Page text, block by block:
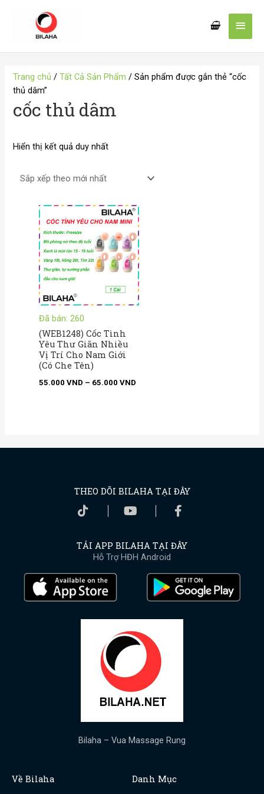
Trang chủ /Tất Cả Sản Phẩm / Sản phẩm được gắn thẻ “cốc
thủ dâm”
cốc thủ dâm
Hiển thị kết quả duy nhất
Đã bán: 260
(WEB1248) Cốc Tình
Yêu Thư Giãn Nhiều
Vị Trí Cho Nam Giới
(Có Che Tên)
55.000VND – 65.000VND
Khoảng
giá:
từ
55.000 VND
đến
65.000 VND
THEO DÕI BILAHA TẠI ĐÂY
TẢI APP BILAHA TẠI ĐÂY
Hỗ Trợ HĐH Android
Bilaha – Vua Massage Rung
Về Bilaha Danh Mục